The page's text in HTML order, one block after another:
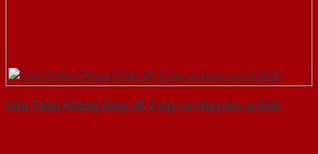
Cửa Thép Chống Cháy 2P 2 tay co thuy luc-a-SGD